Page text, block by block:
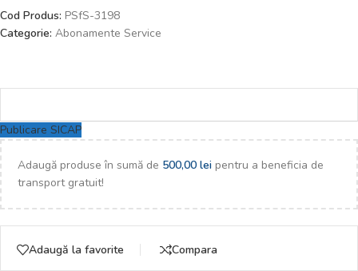
Cod Produs: PSfS-3198
Categorie: Abonamente Service
Publicare SICAP
Adaugă produse în sumă de 500,00 lei pentru a beneficia de
transport gratuit!
Adaugă la favorite Compara